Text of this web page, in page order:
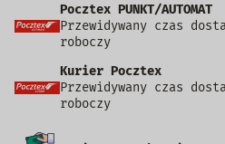
Pocztex PUNKT/AUTOMAT
Przewidywany czas
roboczy
Kurier Pocztex
Przewidywany czas
roboczy